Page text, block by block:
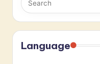
Language